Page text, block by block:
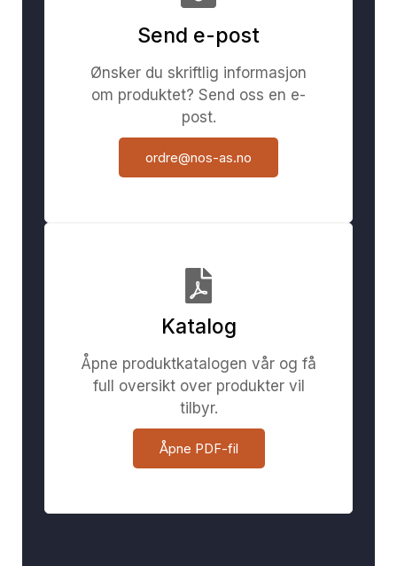
Send e-post
Ønsker du skriftlig informasjon
om produktet? Send oss en e-
post.
ordre@nos-as.no
Katalog
Åpne produktkatalogen vår og få
full oversikt over produkter vil
tilbyr.
Åpne PDF-fil